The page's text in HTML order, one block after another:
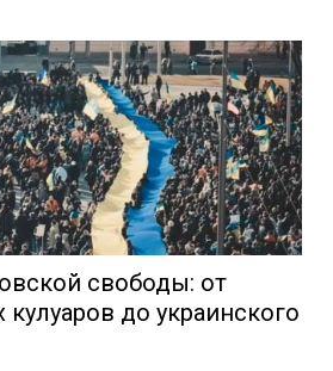
свободы: от
до украинского